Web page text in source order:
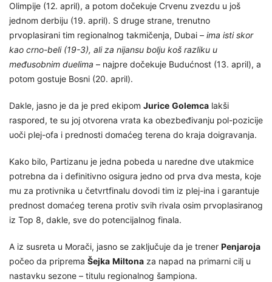
Olimpije (12. april), a potom dočekuje Crvenu zvezdu u još
jednom derbiju (19. april). S druge strane, trenutno
prvoplasirani tim regionalnog takmičenja, Dubai – ima isti skor
kao crno-beli (19-3), ali za nijansu bolju koš razliku u
međusobnim duelima – najpre dočekuje Budućnost (13. april), a
potom gostuje Bosni (20. april).
Dakle, jasno je da je pred ekipom Jurice Golemca lakši
raspored, te su joj otvorena vrata ka obezbeđivanju pol-pozicije
uoči plej-ofa i prednosti domaćeg terena do kraja doigravanja.
Kako bilo, Partizanu je jedna pobeda u naredne dve utakmice
potrebna da i definitivno osigura jedno od prva dva mesta, koje
mu za protivnika u četvrtfinalu dovodi tim iz plej-ina i garantuje
prednost domaćeg terena protiv svih rivala osim prvoplasiranog
iz Top 8, dakle, sve do potencijalnog finala.
A iz susreta u Morači, jasno se zaključuje da je trener Penjaroja
počeo da priprema Šejka Miltona za napad na primarni cilj u
nastavku sezone – titulu regionalnog šampiona.